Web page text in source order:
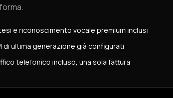
e riconoscimento vocale premium inclusi
di ultima generazione già configurati
telefonico incluso, una sola fattura